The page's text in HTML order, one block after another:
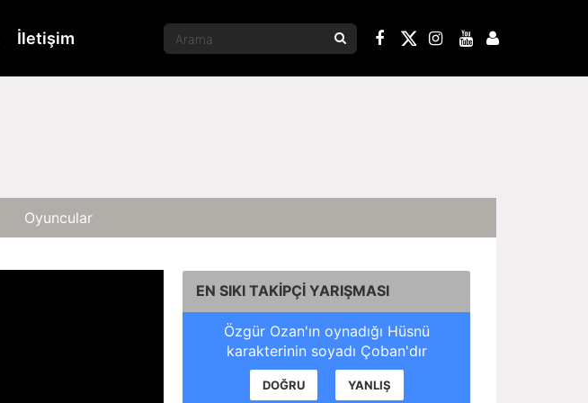
İletişim
Oyuncular
EN SIKI TAKİPÇİ YARIŞMASI
Özgür Ozan'ın oynadığı Hüsnü
karakterinin soyadı Çoban'dır
DOĞRU YANLIŞ